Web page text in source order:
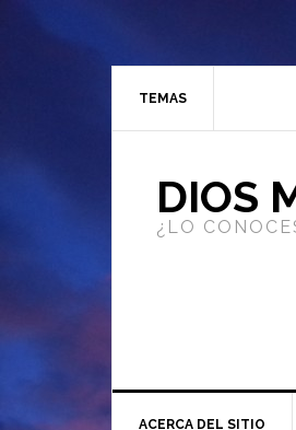
TEMAS
DIOS
¿LO
ACERCA DEL SITIO